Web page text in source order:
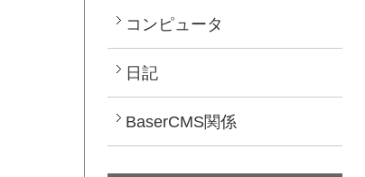
コンピュータ
日記
BaserCMS関係